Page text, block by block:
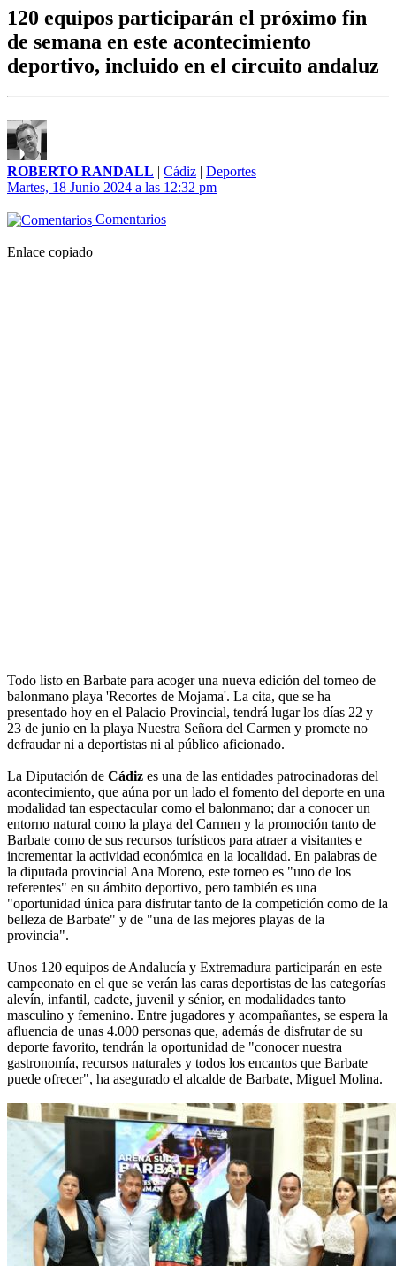
120 equipos participarán el próximo fin
de semana en este acontecimiento
deportivo, incluido en el circuito andaluz
ROBERTO RANDALL | Cádiz | Deportes
Martes, 18 Junio 2024 a las 12:32 pm
Comentarios
Enlace copiado
Todo listo en Barbate para acoger una nueva edición del torneo de
balonmano playa 'Recortes de Mojama'. La cita, que se ha
presentado hoy en el Palacio Provincial, tendrá lugar los días 22 y
23 de junio en la playa Nuestra Señora del Carmen y promete no
defraudar ni a deportistas ni al público aficionado.
La Diputación de Cádiz es una de las entidades patrocinadoras del
acontecimiento, que aúna por un lado el fomento del deporte en una
modalidad tan espectacular como el balonmano; dar a conocer un
entorno natural como la playa del Carmen y la promoción tanto de
Barbate como de sus recursos turísticos para atraer a visitantes e
incrementar la actividad económica en la localidad. En palabras de
la diputada provincial Ana Moreno, este torneo es "uno de los
referentes" en su ámbito deportivo, pero también es una
"oportunidad única para disfrutar tanto de la competición como de la
belleza de Barbate" y de "una de las mejores playas de la
provincia".
Unos 120 equipos de Andalucía y Extremadura participarán en este
campeonato en el que se verán las caras deportistas de las categorías
alevín, infantil, cadete, juvenil y sénior, en modalidades tanto
masculino y femenino. Entre jugadores y acompañantes, se espera la
afluencia de unas 4.000 personas que, además de disfrutar de su
deporte favorito, tendrán la oportunidad de "conocer nuestra
gastronomía, recursos naturales y todos los encantos que Barbate
puede ofrecer", ha asegurado el alcalde de Barbate, Miguel Molina.